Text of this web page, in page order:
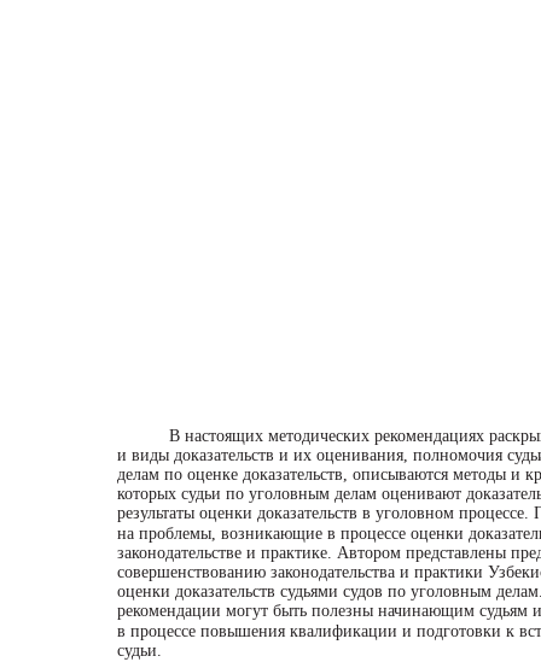
В настоящих методических рекомендациях
и виды доказательств и их оценивания, полномочия
делам по оценке доказательств, описываются методы и
которых судьи по уголовным делам оценивают
результаты оценки доказательств в уголовном процессе.
на проблемы, возникающие в процессе оценки
законодательстве и практике. Автором представлены
совершенствованию законодательства и практики
оценки доказательств судьями судов по уголовным
рекомендации могут быть полезны начинающим судьям
в процессе повышения квалификации и подготовки к
судьи.